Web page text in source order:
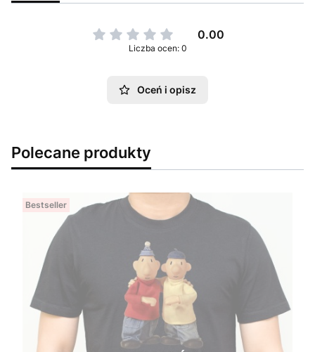
0.00
Liczba ocen: 0
Oceń i opisz
Polecane produkty
Bestseller